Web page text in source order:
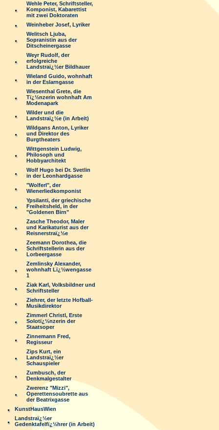
Wehle Peter, Schriftsteller,
Komponist, Kabarettist
mit zwei Doktoraten
Weinheber Josef, Lyriker
Welitsch Ljuba,
Sopranistin aus der
Ditscheinergasse
Weyr Rudolf, der
erfolgreiche
Landstraï¿½er Bildhauer
Wieland Guido, wohnhaft
in der Eslarngasse
Wiesenthal Grete, die
Tï¿½nzerin wohnhaft Am
Modenapark
Wilder und die
Landstraï¿½e (in Arbeit)
Wildgans Anton, Lyriker
und Direktor des
Burgtheaters
Wittgenstein Ludwig,
Philosoph und
Hobbyarchitekt
Wolf Hugo bei Dr. Svetlin
in der Leonhardgasse
"Wolferl", der
Wienerliedkomponist
Ypsilanti, der griechische
Freiheitsheld, in der
"Goldenen Birn"
Zasche Theodor, Maler
und Karikaturist aus der
Reisnerstraï¿½e
Zeemann Dorothea, die
Schriftstellerin aus der
Lorbeergasse
Zemlinsky Alexander,
wohnhaft Lï¿½wengasse
1
Ziak Karl, Volksbildner und
Schriftsteller
Ziehrer, der letzte Hofball-
Musikdirektor
Zimmerl Christl, Erste
Solotï¿½nzerin der
Staatsoper
Zinnemann Fred,
Regisseur
Zips Kurt, ein
Landstraï¿½er
Schauspieler
Zumbusch, der
Denkmalgestalter
Zwerenz "Mizzi",
Operettensoubrette aus
der Beatrixgasse
KunstHausWien
Landstraï¿½er
Gedenktafelfï¿½hrer (in Arbeit)